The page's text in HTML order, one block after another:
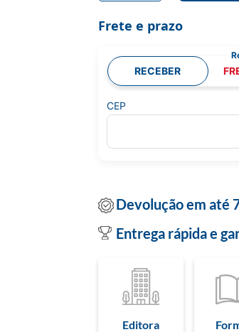
Frete e prazo
RECEBER
CEP
Devolução em até
Entrega rápida e
Editora